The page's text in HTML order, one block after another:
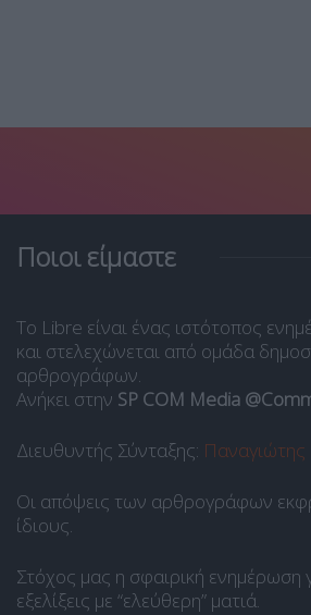
Ποιοι είμαστε
Το Libre είναι ένας ιστότοπος
και στελεχώνεται από ομάδα
αρθρογράφων.
Ανήκει στην SP COM Media
Διευθυντής Σύνταξης: Παναγιώτης
Οι απόψεις των αρθρογράφων
ίδιους.
Στόχος μας η σφαιρική ενημέρωση
εξελίξεις με “ελεύθερη” ματιά.